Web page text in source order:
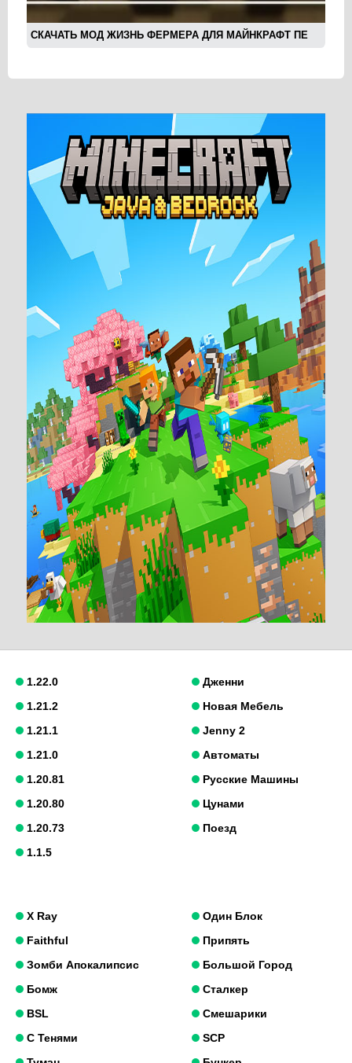
СКАЧАТЬ МОД ЖИЗНЬ ФЕРМЕРА ДЛЯ МАЙНКРАФТ ПЕ
1.22.0
1.21.2
1.21.1
1.21.0
1.20.81
1.20.80
1.20.73
1.1.5
Дженни
Новая Мебель
Jenny 2
Автоматы
Русские Машины
Цунами
Поезд
X Ray
Faithful
Зомби Апокалипсис
Бомж
BSL
С Тенями
Один Блок
Припять
Большой Город
Сталкер
Смешарики
SCP